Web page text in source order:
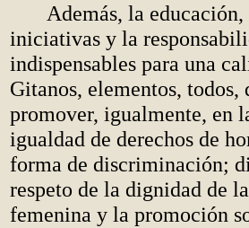
Además, la educación,
iniciativas y la
indispensables para una
Gitanos, elementos,
promover, igualmente, en
igualdad de derechos de
forma de discriminación;
respeto de la dignidad de
femenina y la promoción